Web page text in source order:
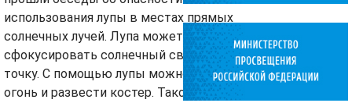
использования лупы в местах прямых
солнечных лучей. Лупа может
сфокусировать солнечный свет в одну
точку. С помощью лупы можно получить
огонь и развести костер. Такой